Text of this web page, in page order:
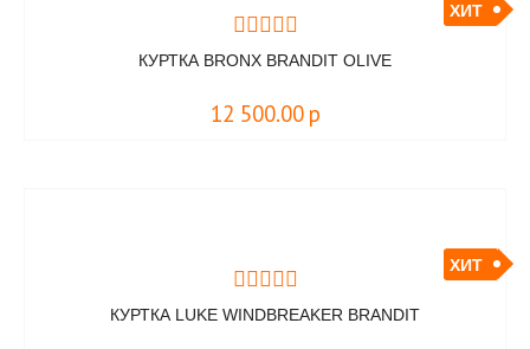
ХИТ
КУРТКА BRONX BRANDIT OLIVE
12 500.00 р
ХИТ
КУРТКА LUKE WINDBREAKER BRANDIT